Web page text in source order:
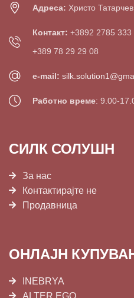
Адреса: Христо
Контакт: +3892 2785 333
+389 78 29 29 08
e-mail:
Работно време: 9.00-
СИЛК СОЛУШН
За нас
Контактирајте не
Продавница
ОНЛАЈН
INEBRYA
ALTER EGO